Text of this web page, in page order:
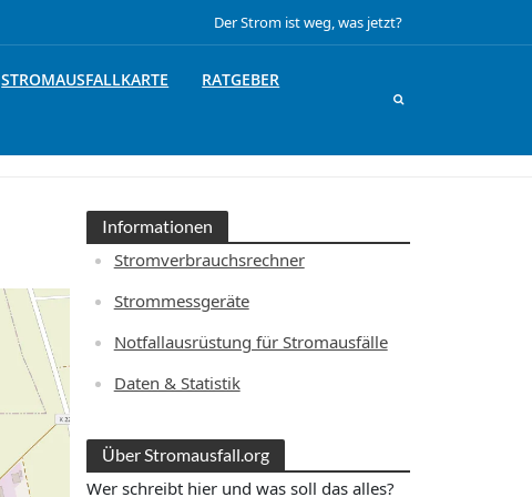
Der Strom ist weg, was jetzt?
STROMAUSFALLKARTE
RATGEBER
Informationen
Stromverbrauchsrechner
Strommessgeräte
Notfallausrüstung für Stromausfälle
Daten & Statistik
Über Stromausfall.org
Wer schreibt hier und was soll das alles?